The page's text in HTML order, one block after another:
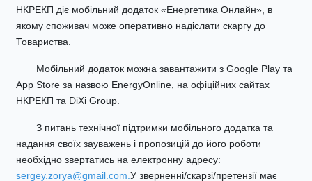
НКРЕКП діє мобільний додаток «Енергетика Онлайн», в
якому споживач може оперативно надіслати скаргу до
Товариства.
Мобільний додаток можна завантажити з Google Play та
App Store за назвою EnergyOnline, на офіційних сайтах
НКРЕКП та DiXi Group.
З питань технічної підтримки мобільного додатка та
надання своїх зауважень і пропозицій до його роботи
необхідно звертатись на електронну адресу:
sergey.zorya@gmail.com. У зверненні/скарзі/претензії має